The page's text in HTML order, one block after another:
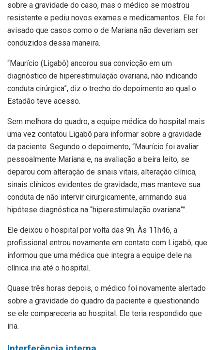
sobre a gravidade do caso, mas o médico se mostrou
resistente e pediu novos exames e medicamentos. Ele foi
avisado que casos como o de Mariana não deveriam ser
conduzidos dessa maneira.
“Maurício (Ligabô) ancorou sua convicção em um
diagnóstico de hiperestimulação ovariana, não indicando
conduta cirúrgica”, diz o trecho do depoimento ao qual o
Estadão teve acesso.
Sem melhora do quadro, a equipe médica do hospital mais
uma vez contatou Ligabô para informar sobre a gravidade
da paciente. Segundo o depoimento, “Maurício foi avaliar
pessoalmente Mariana e, na avaliação a beira leito, se
deparou com alteração de sinais vitais, alteração clínica,
sinais clínicos evidentes de gravidade, mas manteve sua
conduta de não intervir cirurgicamente, arrimando sua
hipótese diagnóstica na “hiperestimulação ovariana””.
Ele deixou o hospital por volta das 9h. Às 11h46, a
profissional entrou novamente em contato com Ligabô, que
informou que uma médica que integra a equipe dele na
clínica iria até o hospital.
Quase três horas depois, o médico foi novamente alertado
sobre a gravidade do quadro da paciente e questionando
se ele compareceria ao hospital. Ele teria respondido que
iria.